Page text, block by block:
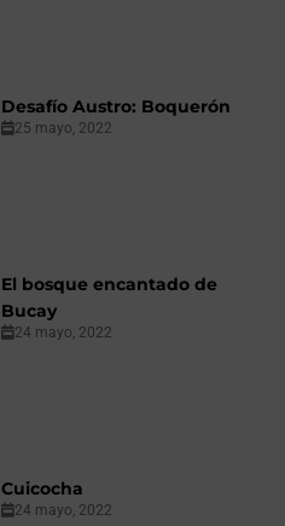
Desafío Austro: Boquerón
25 mayo, 2022
El bosque encantado de
Bucay
24 mayo, 2022
Cuicocha
24 mayo, 2022